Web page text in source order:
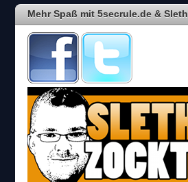
i
n
h
?
D
n
w
Mehr Spaß mit 5secrule.de & Sleth